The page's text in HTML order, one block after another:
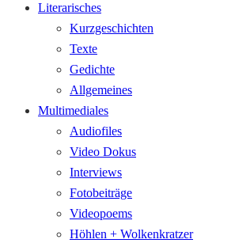
Literarisches
Kurzgeschichten
Texte
Gedichte
Allgemeines
Multimediales
Audiofiles
Video Dokus
Interviews
Fotobeiträge
Videopoems
Höhlen + Wolkenkratzer